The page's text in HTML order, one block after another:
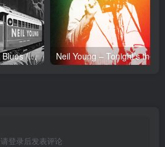
Neil Young – Vampire Blues (Live) – Single(054391239303)【24bit／96.0kHz】土耳其区
请登录后发表评论